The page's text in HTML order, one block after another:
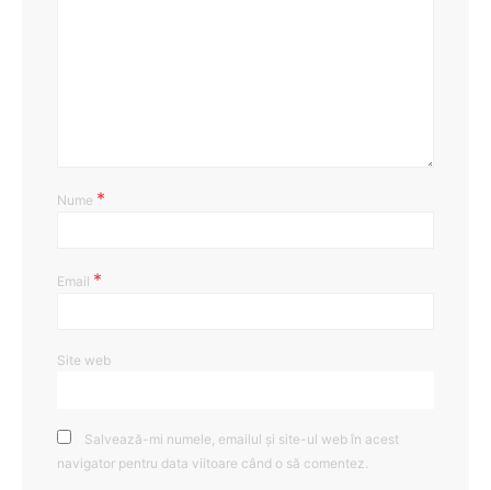
Nume *
Email *
Site web
Salvează-mi numele, emailul și site-ul web în acest
navigator pentru data viitoare când o să comentez.